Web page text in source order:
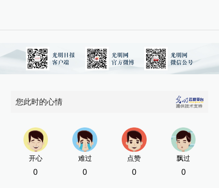
您此时的心情
开心
0
难过
0
点赞
0
飘过
0